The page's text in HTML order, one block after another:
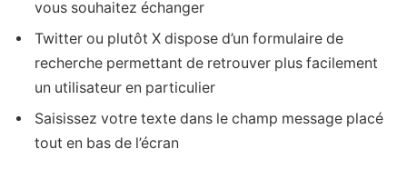
vous souhaitez échanger
Twitter ou plutôt X dispose d’un formulaire de
recherche permettant de retrouver plus facilement
un utilisateur en particulier
Saisissez votre texte dans le champ message placé
tout en bas de l’écran